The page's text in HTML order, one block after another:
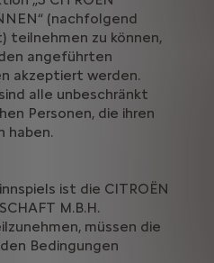
(nachfolgend
teilnehmen zu können,
angeführten
akzeptiert werden.
alle unbeschränkt
Personen, die ihren
haben.
ist die CITROËN
M.B.H.
müssen die
Bedingungen